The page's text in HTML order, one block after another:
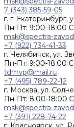
7 (343) 385-59-05
г. г. Екатеринбург,
Пн-Пт: 9:00-18:00
msk@spectra-
+7 (922) 734-41-33
г. Челябинск, ул.
Пн-Пт: 9:00-18:00
tdmvp@mail.ru
+7 (495) 789-22-12
г. Москва, ул.
Пн-Пт: 8:00-18:00
msk@spectra-
+7 (391) 228-74-22